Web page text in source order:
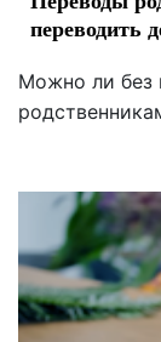
переводить
Можно ли без